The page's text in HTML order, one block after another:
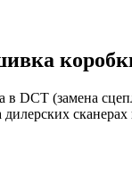
в DCT (замена